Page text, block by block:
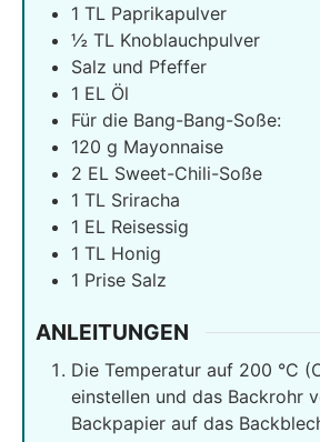
1 TL Paprikapulver
½ TL Knoblauchpulver
Salz und Pfeffer
1 EL Öl
Für die Bang-Bang-Soße:
120 g Mayonnaise
2 EL Sweet-Chili-Soße
1 TL Sriracha
1 EL Reisessig
1 TL Honig
1 Prise Salz
ANLEITUNGEN
Die Temperatur auf 200 °C
einstellen und das Backrohr
Backpapier auf das